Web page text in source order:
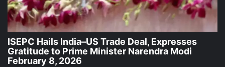
ISEPC Hails India–US Trade Deal, Expresses
Gratitude to Prime Minister Narendra Modi
February 8, 2026